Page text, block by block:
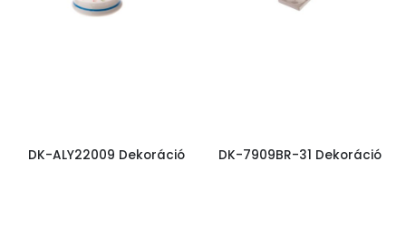
DK-ALY22009 Dekoráció DK-7909BR-31 Dekoráció